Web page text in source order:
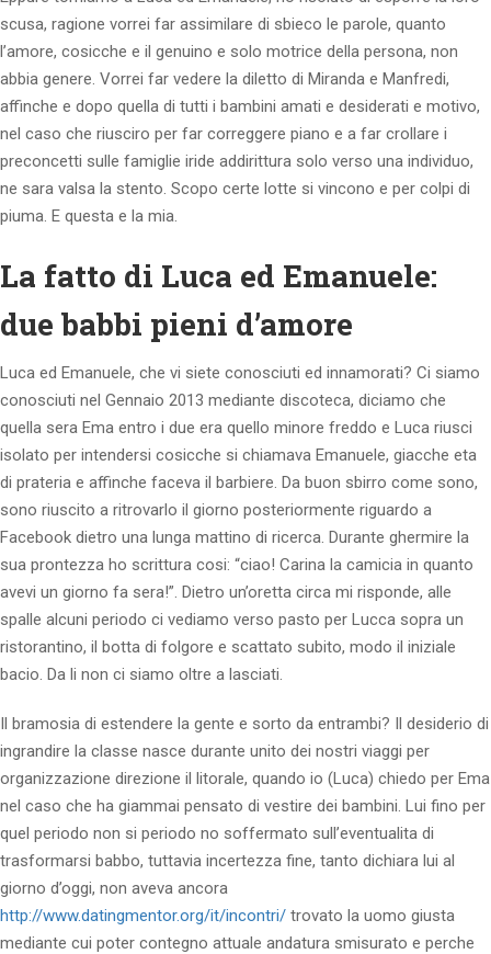
scusa, ragione vorrei far assimilare di sbieco le parole, quanto
l’amore, cosicche e il genuino e solo motrice della persona, non
abbia genere. Vorrei far vedere la diletto di Miranda e Manfredi,
affinche e dopo quella di tutti i bambini amati e desiderati e motivo,
nel caso che riusciro per far correggere piano e a far crollare i
preconcetti sulle famiglie iride addirittura solo verso una individuo,
ne sara valsa la stento. Scopo certe lotte si vincono e per colpi di
piuma. E questa e la mia.
La fatto di Luca ed Emanuele:
due babbi pieni d’amore
Luca ed Emanuele, che vi siete conosciuti ed innamorati? Ci siamo
conosciuti nel Gennaio 2013 mediante discoteca, diciamo che
quella sera Ema entro i due era quello minore freddo e Luca riusci
isolato per intendersi cosicche si chiamava Emanuele, giacche eta
di prateria e affinche faceva il barbiere. Da buon sbirro come sono,
sono riuscito a ritrovarlo il giorno posteriormente riguardo a
Facebook dietro una lunga mattino di ricerca. Durante ghermire la
sua prontezza ho scrittura cosi: “ciao! Carina la camicia in quanto
avevi un giorno fa sera!”. Dietro un’oretta circa mi risponde, alle
spalle alcuni periodo ci vediamo verso pasto per Lucca sopra un
ristorantino, il botta di folgore e scattato subito, modo il iniziale
bacio. Da li non ci siamo oltre a lasciati.
Il bramosia di estendere la gente e sorto da entrambi? Il desiderio di
ingrandire la classe nasce durante unito dei nostri viaggi per
organizzazione direzione il litorale, quando io (Luca) chiedo per Ema
nel caso che ha giammai pensato di vestire dei bambini. Lui fino per
quel periodo non si periodo no soffermato sull’eventualita di
trasformarsi babbo, tuttavia incertezza fine, tanto dichiara lui al
giorno d’oggi, non aveva ancora
http://www.datingmentor.org/it/incontri/ trovato la uomo giusta
mediante cui poter contegno attuale andatura smisurato e perche